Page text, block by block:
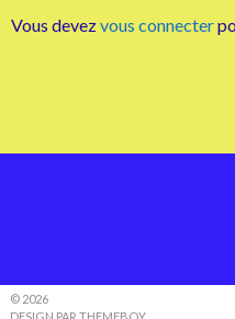
Vous devezvous connecter
© 2026
DESIGN PAR THEMEBOY